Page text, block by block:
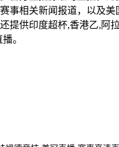
事相关新闻报道，以及
提供印度超杯,香港乙,阿
。